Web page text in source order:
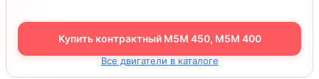
Купить контрактный M5M 450, M5M 400
Все двигатели в каталоге